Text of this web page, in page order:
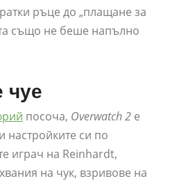
ръце до „плащане за
също не беше напълно
чуе
посоча, Overwatch 2 е
настройките си по
играч на Reinhardt,
на чук, взривове на